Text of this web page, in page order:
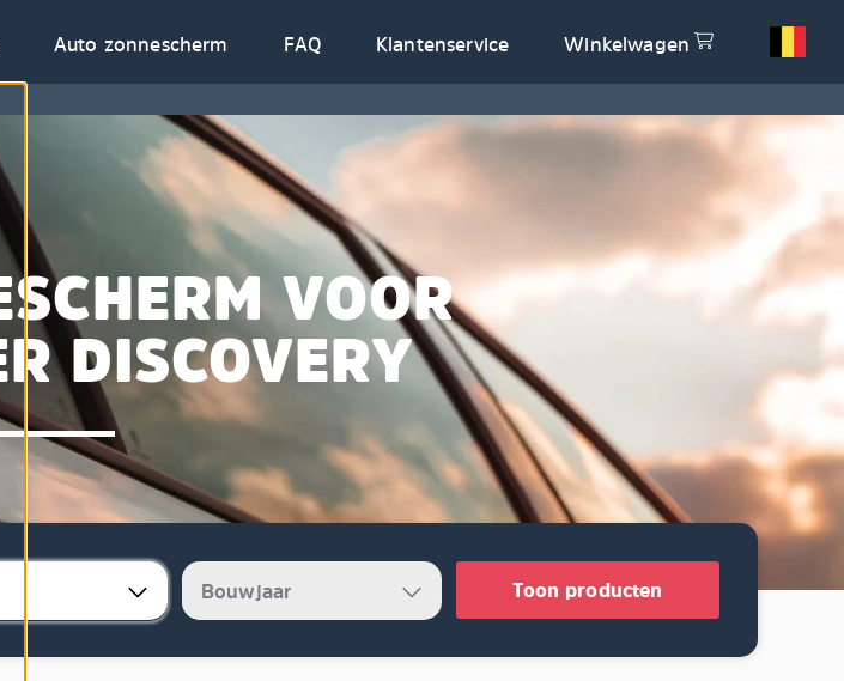
Auto zonnescherm FAQ Klantenservice Winkelwagen
VOOR
DISCOVERY
Toon producten